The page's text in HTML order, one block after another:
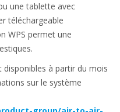
une tablette avec
téléchargeable
WPS permet une
disponibles à partir du mois
sur le système